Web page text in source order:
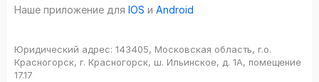
Наше приложение для IOS и Android
Юридический адрес: 143405, Московская область, г.о.
Красногорск, г. Красногорск, ш. Ильинское, д. 1А, помещение
17.17